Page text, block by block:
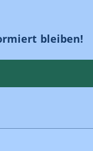
bleiben!